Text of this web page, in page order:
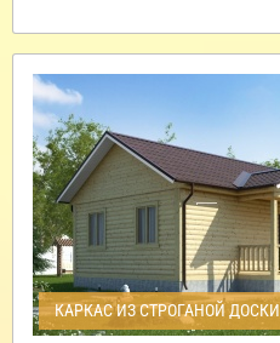
КАРКАС ИЗ СТРОГАНОЙ ДОСКИ